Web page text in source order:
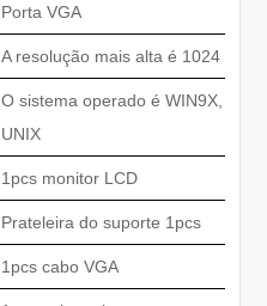
Porta VGA
A resolução mais alta é 1024 ×
O sistema operado é WIN9X,
UNIX
1pcs monitor LCD
Prateleira do suporte 1pcs
1pcs cabo VGA